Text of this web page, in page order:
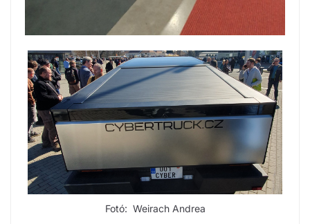
Fotó: Weirach Andrea